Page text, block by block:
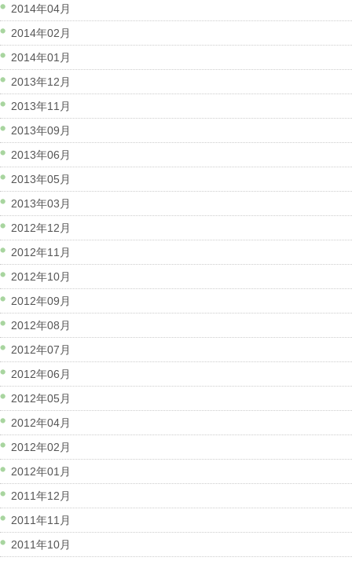
2014年04月
2014年02月
2014年01月
2013年12月
2013年11月
2013年09月
2013年06月
2013年05月
2013年03月
2012年12月
2012年11月
2012年10月
2012年09月
2012年08月
2012年07月
2012年06月
2012年05月
2012年04月
2012年02月
2012年01月
2011年12月
2011年11月
2011年10月